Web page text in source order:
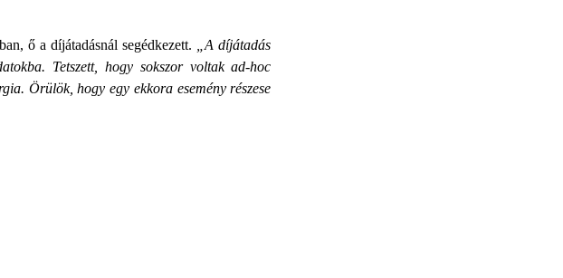
ő a díjátadásnál segédkezett. „A díjátadás
Tetszett, hogy sokszor voltak ad-hoc
Örülök, hogy egy ekkora esemény részese